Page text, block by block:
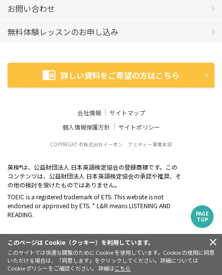
このページは Cookie（クッキー）を利用しています。
このサイトでは快適な閲覧のために Cookie を使用しています。Cookie の使用に同意
いただける場合は、「同意します」をクリックしてください。詳細については
Cookie ポリシーをご確認ください。 詳細はこちら
お問い合わせ
無料体験レッスンのお申し込み
PAGE
TOP
詳しい資料をご希望の方はこちら
会社情報
サイトマップ
個人情報保護方針
サイトポリシー
COPYRIGHT ©株式会社イーオン アミティー事業本部
英検®は、公益財団法人 日本英語検定協会の登録商標です。この
コンテンツは、公益財団法人 日本英語検定協会の承認や推奨、そ
の他の検討を受けたものではありません。
TOEIC is a registered trademark of ETS. This website is not
endorsed or approved by ETS. * L&R means LISTENING AND
READING.